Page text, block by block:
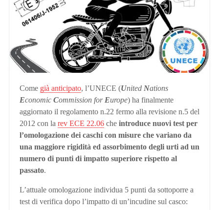
Come già anticipato, l’UNECE (United Nations
Economic Commission for Europe) ha finalmente
aggiornato il regolamento n.22 fermo alla revisione n.5 del
2012 con la rev ECE 22.06 che introduce nuovi test per
l’omologazione dei caschi con misure che variano da
una maggiore rigidità ed assorbimento degli urti ad un
numero di punti di impatto superiore rispetto al
passato.
L’attuale omologazione individua 5 punti da sottoporre a
test di verifica dopo l’impatto di un’incudine sul casco: